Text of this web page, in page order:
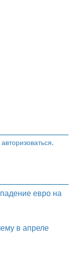
авторизоваться.